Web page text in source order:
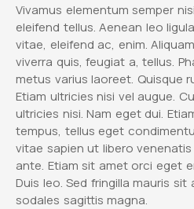
Vivamus elementum semper
eleifend tellus. Aenean leo
vitae, eleifend ac, enim.
viverra quis, feugiat a, tellus.
metus varius laoreet. Quisque
Etiam ultricies nisi vel augue.
ultricies nisi. Nam eget dui.
tempus, tellus eget
vitae sapien ut libero
ante. Etiam sit amet orci eget
Duis leo. Sed fringilla mauris sit
sodales sagittis magna.